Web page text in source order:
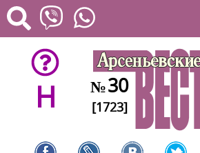
H №30
[1723]